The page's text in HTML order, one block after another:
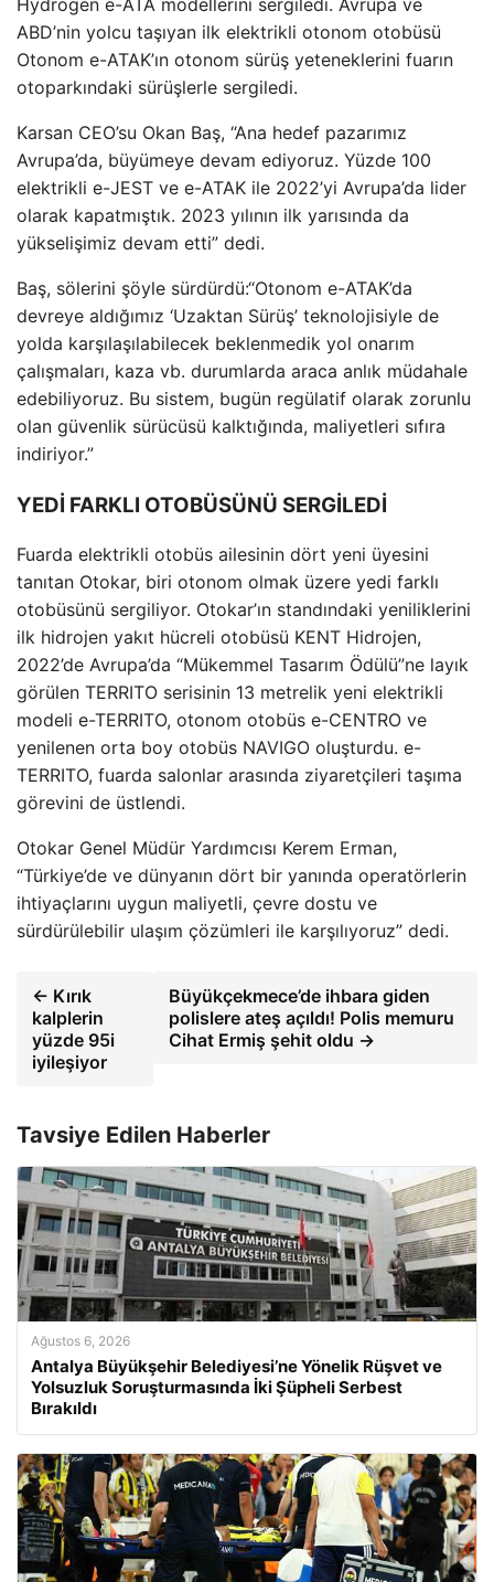
ABD’nin yolcu taşıyan ilk elektrikli otonom otobüsü
Otonom e-ATAK’ın otonom sürüş yeteneklerini fuarın
otoparkındaki sürüşlerle sergiledi.
Karsan CEO’su Okan Baş, “Ana hedef pazarımız
Avrupa’da, büyümeye devam ediyoruz. Yüzde 100
elektrikli e-JEST ve e-ATAK ile 2022’yi Avrupa’da lider
olarak kapatmıştık. 2023 yılının ilk yarısında da
yükselişimiz devam etti” dedi.
Baş, sölerini şöyle sürdürdü:“Otonom e-ATAK’da
devreye aldığımız ‘Uzaktan Sürüş’ teknolojisiyle de
yolda karşılaşılabilecek beklenmedik yol onarım
çalışmaları, kaza vb. durumlarda araca anlık müdahale
edebiliyoruz. Bu sistem, bugün regülatif olarak zorunlu
olan güvenlik sürücüsü kalktığında, maliyetleri sıfıra
indiriyor.”
YEDİ FARKLI OTOBÜSÜNÜ SERGİLEDİ
Fuarda elektrikli otobüs ailesinin dört yeni üyesini
tanıtan Otokar, biri otonom olmak üzere yedi farklı
otobüsünü sergiliyor. Otokar’ın standındaki yeniliklerini
ilk hidrojen yakıt hücreli otobüsü KENT Hidrojen,
2022’de Avrupa’da “Mükemmel Tasarım Ödülü”ne layık
görülen TERRITO serisinin 13 metrelik yeni elektrikli
modeli e-TERRITO, otonom otobüs e-CENTRO ve
yenilenen orta boy otobüs NAVIGO oluşturdu. e-
TERRITO, fuarda salonlar arasında ziyaretçileri taşıma
görevini de üstlendi.
Otokar Genel Müdür Yardımcısı Kerem Erman,
“Türkiye’de ve dünyanın dört bir yanında operatörlerin
ihtiyaçlarını uygun maliyetli, çevre dostu ve
sürdürülebilir ulaşım çözümleri ile karşılıyoruz” dedi.
← Kırık
kalplerin
yüzde 95i
iyileşiyor
Büyükçekmece’de ihbara giden
polislere ateş açıldı! Polis memuru
Cihat Ermiş şehit oldu →
Tavsiye Edilen Haberler
Ağustos 6, 2026
Antalya Büyükşehir Belediyesi’ne Yönelik Rüşvet ve
Yolsuzluk Soruşturmasında İki Şüpheli Serbest
Bırakıldı